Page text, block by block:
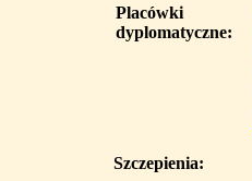
Placówki
dyplomatyczne:
Szczepienia: